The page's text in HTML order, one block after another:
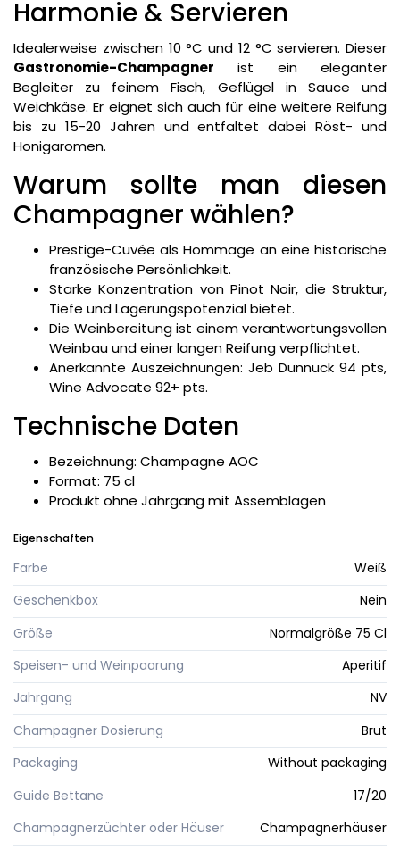
Harmonie & Servieren
Idealerweise zwischen 10 °C und 12 °C servieren. Dieser
Gastronomie-Champagner ist ein eleganter
Begleiter zu feinem Fisch, Geflügel in Sauce und
Weichkäse. Er eignet sich auch für eine weitere Reifung
bis zu 15-20 Jahren und entfaltet dabei Röst- und
Honigaromen.
Warum sollte man diesen
Champagner wählen?
Prestige-Cuvée als Hommage an eine historische
französische Persönlichkeit.
Starke Konzentration von Pinot Noir, die Struktur,
Tiefe und Lagerungspotenzial bietet.
Die Weinbereitung ist einem verantwortungsvollen
Weinbau und einer langen Reifung verpflichtet.
Anerkannte Auszeichnungen: Jeb Dunnuck 94 pts,
Wine Advocate 92+ pts.
Technische Daten
Bezeichnung: Champagne AOC
Format: 75 cl
Produkt ohne Jahrgang mit Assemblagen
Eigenschaften
Farbe
Weiß
Geschenkbox
Nein
Größe
Normalgröße 75 Cl
Speisen- und Weinpaarung
Aperitif
Jahrgang
NV
Champagner Dosierung
Brut
Packaging
Without packaging
Guide Bettane
17/20
Champagnerzüchter oder Häuser
Champagnerhäuser